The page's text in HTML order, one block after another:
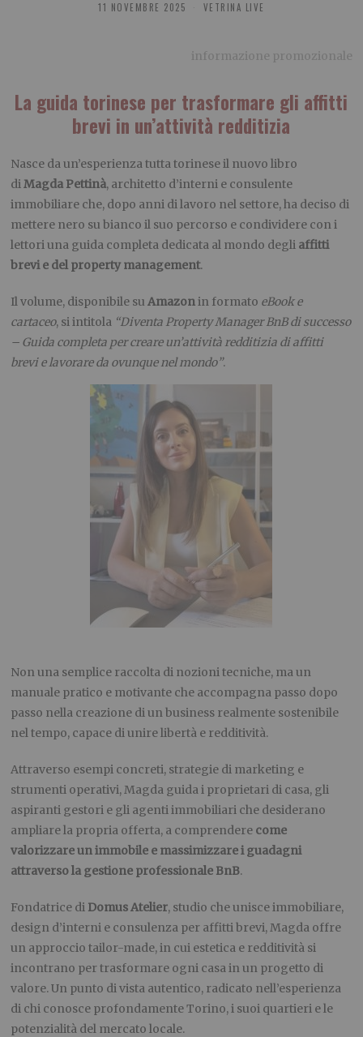
11 NOVEMBRE 2025 VETRINA LIVE
informazione promozionale
La guida torinese per trasformare gli affitti
brevi in un’attività redditizia
Nasce da un’esperienza tutta torinese il nuovo libro
diMagda Pettinà, architetto d’interni e consulente
immobiliare che, dopo anni di lavoro nel settore, ha deciso di
mettere nero su bianco il suo percorso e condividere con i
lettori una guida completa dedicata al mondo degli affitti
brevi e del property management.
Il volume, disponibile suAmazonin formato eBook e
cartaceo, si intitola “Diventa Property Manager BnB di successo
– Guida completa per creare un’attività redditizia di affitti
brevi e lavorare da ovunque nel mondo”.
Non una semplice raccolta di nozioni tecniche, ma un
manuale pratico e motivante che accompagna passo dopo
passo nella creazione di un business realmente sostenibile
nel tempo, capace di unire libertà e redditività.
Attraverso esempi concreti, strategie di marketing e
strumenti operativi, Magda guida i proprietari di casa, gli
aspiranti gestori e gli agenti immobiliari che desiderano
ampliare la propria offerta, a comprendere come
valorizzare un immobile e massimizzare i guadagni
attraverso la gestione professionale BnB.
Fondatrice di Domus Atelier, studio che unisce immobiliare,
design d’interni e consulenza per affitti brevi, Magda offre
un approccio tailor-made, in cui estetica e redditività si
incontrano per trasformare ogni casa in un progetto di
valore. Un punto di vista autentico, radicato nell’esperienza
di chi conosce profondamente Torino, i suoi quartieri e le
potenzialità del mercato locale.